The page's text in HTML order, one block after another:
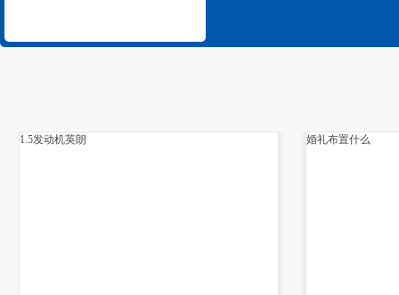
1.5发动机英朗 婚礼布置什么